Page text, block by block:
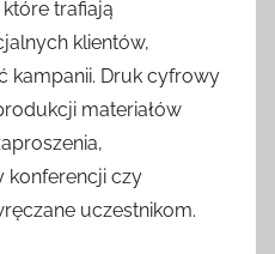
trafiają
klientów,
kampanii. Druk cyfrowy
materiałów
konferencji czy
uczestnikom.